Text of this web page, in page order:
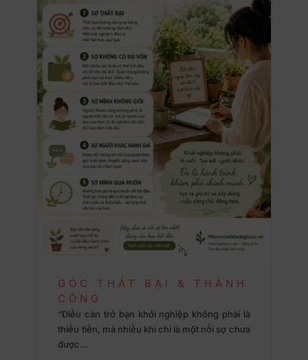
GÓC THẤT BẠI & THÀNH
CÔNG
“Điều cản trở bạn khởi nghiệp không phải là
thiếu tiền, mà nhiều khi chỉ là một nỗi sợ chưa
được…